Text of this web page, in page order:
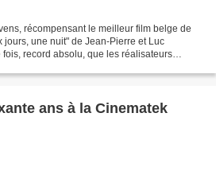
récompensant le meilleur film belge de
jours, une nuit" de Jean-Pierre et Luc
record absolu, que les réalisateurs
ans à la Cinematek